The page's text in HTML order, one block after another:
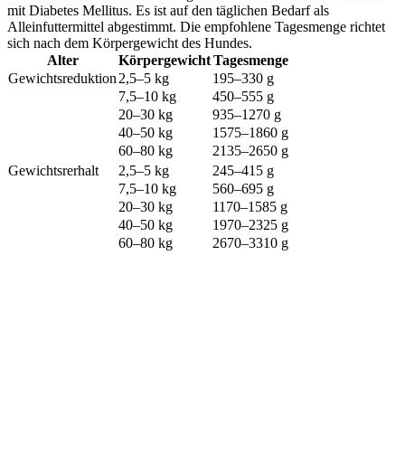
mit Diabetes Mellitus. Es ist auf den täglichen Bedarf als
Alleinfuttermittel abgestimmt. Die empfohlene Tagesmenge richtet
sich nach dem Körpergewicht des Hundes.
Alter
KörpergewichtTagesmenge
Gewichtsreduktion 2,5–5 kg
195–330 g
7,5–10 kg
450–555 g
20–30 kg
935–1270 g
40–50 kg
1575–1860 g
60–80 kg
2135–2650 g
Gewichtsrerhalt
2,5–5 kg
245–415 g
7,5–10 kg
560–695 g
20–30 kg
1170–1585 g
40–50 kg
1970–2325 g
60–80 kg
2670–3310 g